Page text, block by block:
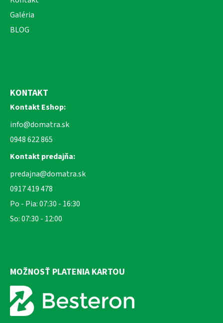
Galéria
BLOG
KONTAKT
Kontakt Eshop:
info@domatra.sk
0948 622 865
Kontakt predajňa:
predajna@domatra.sk
0917 419 478
Po - Pia: 07:30 - 16:30
So: 07:30 - 12:00
MOŽNOSŤ PLATENIA KARTOU